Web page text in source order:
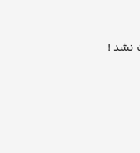
نشد !